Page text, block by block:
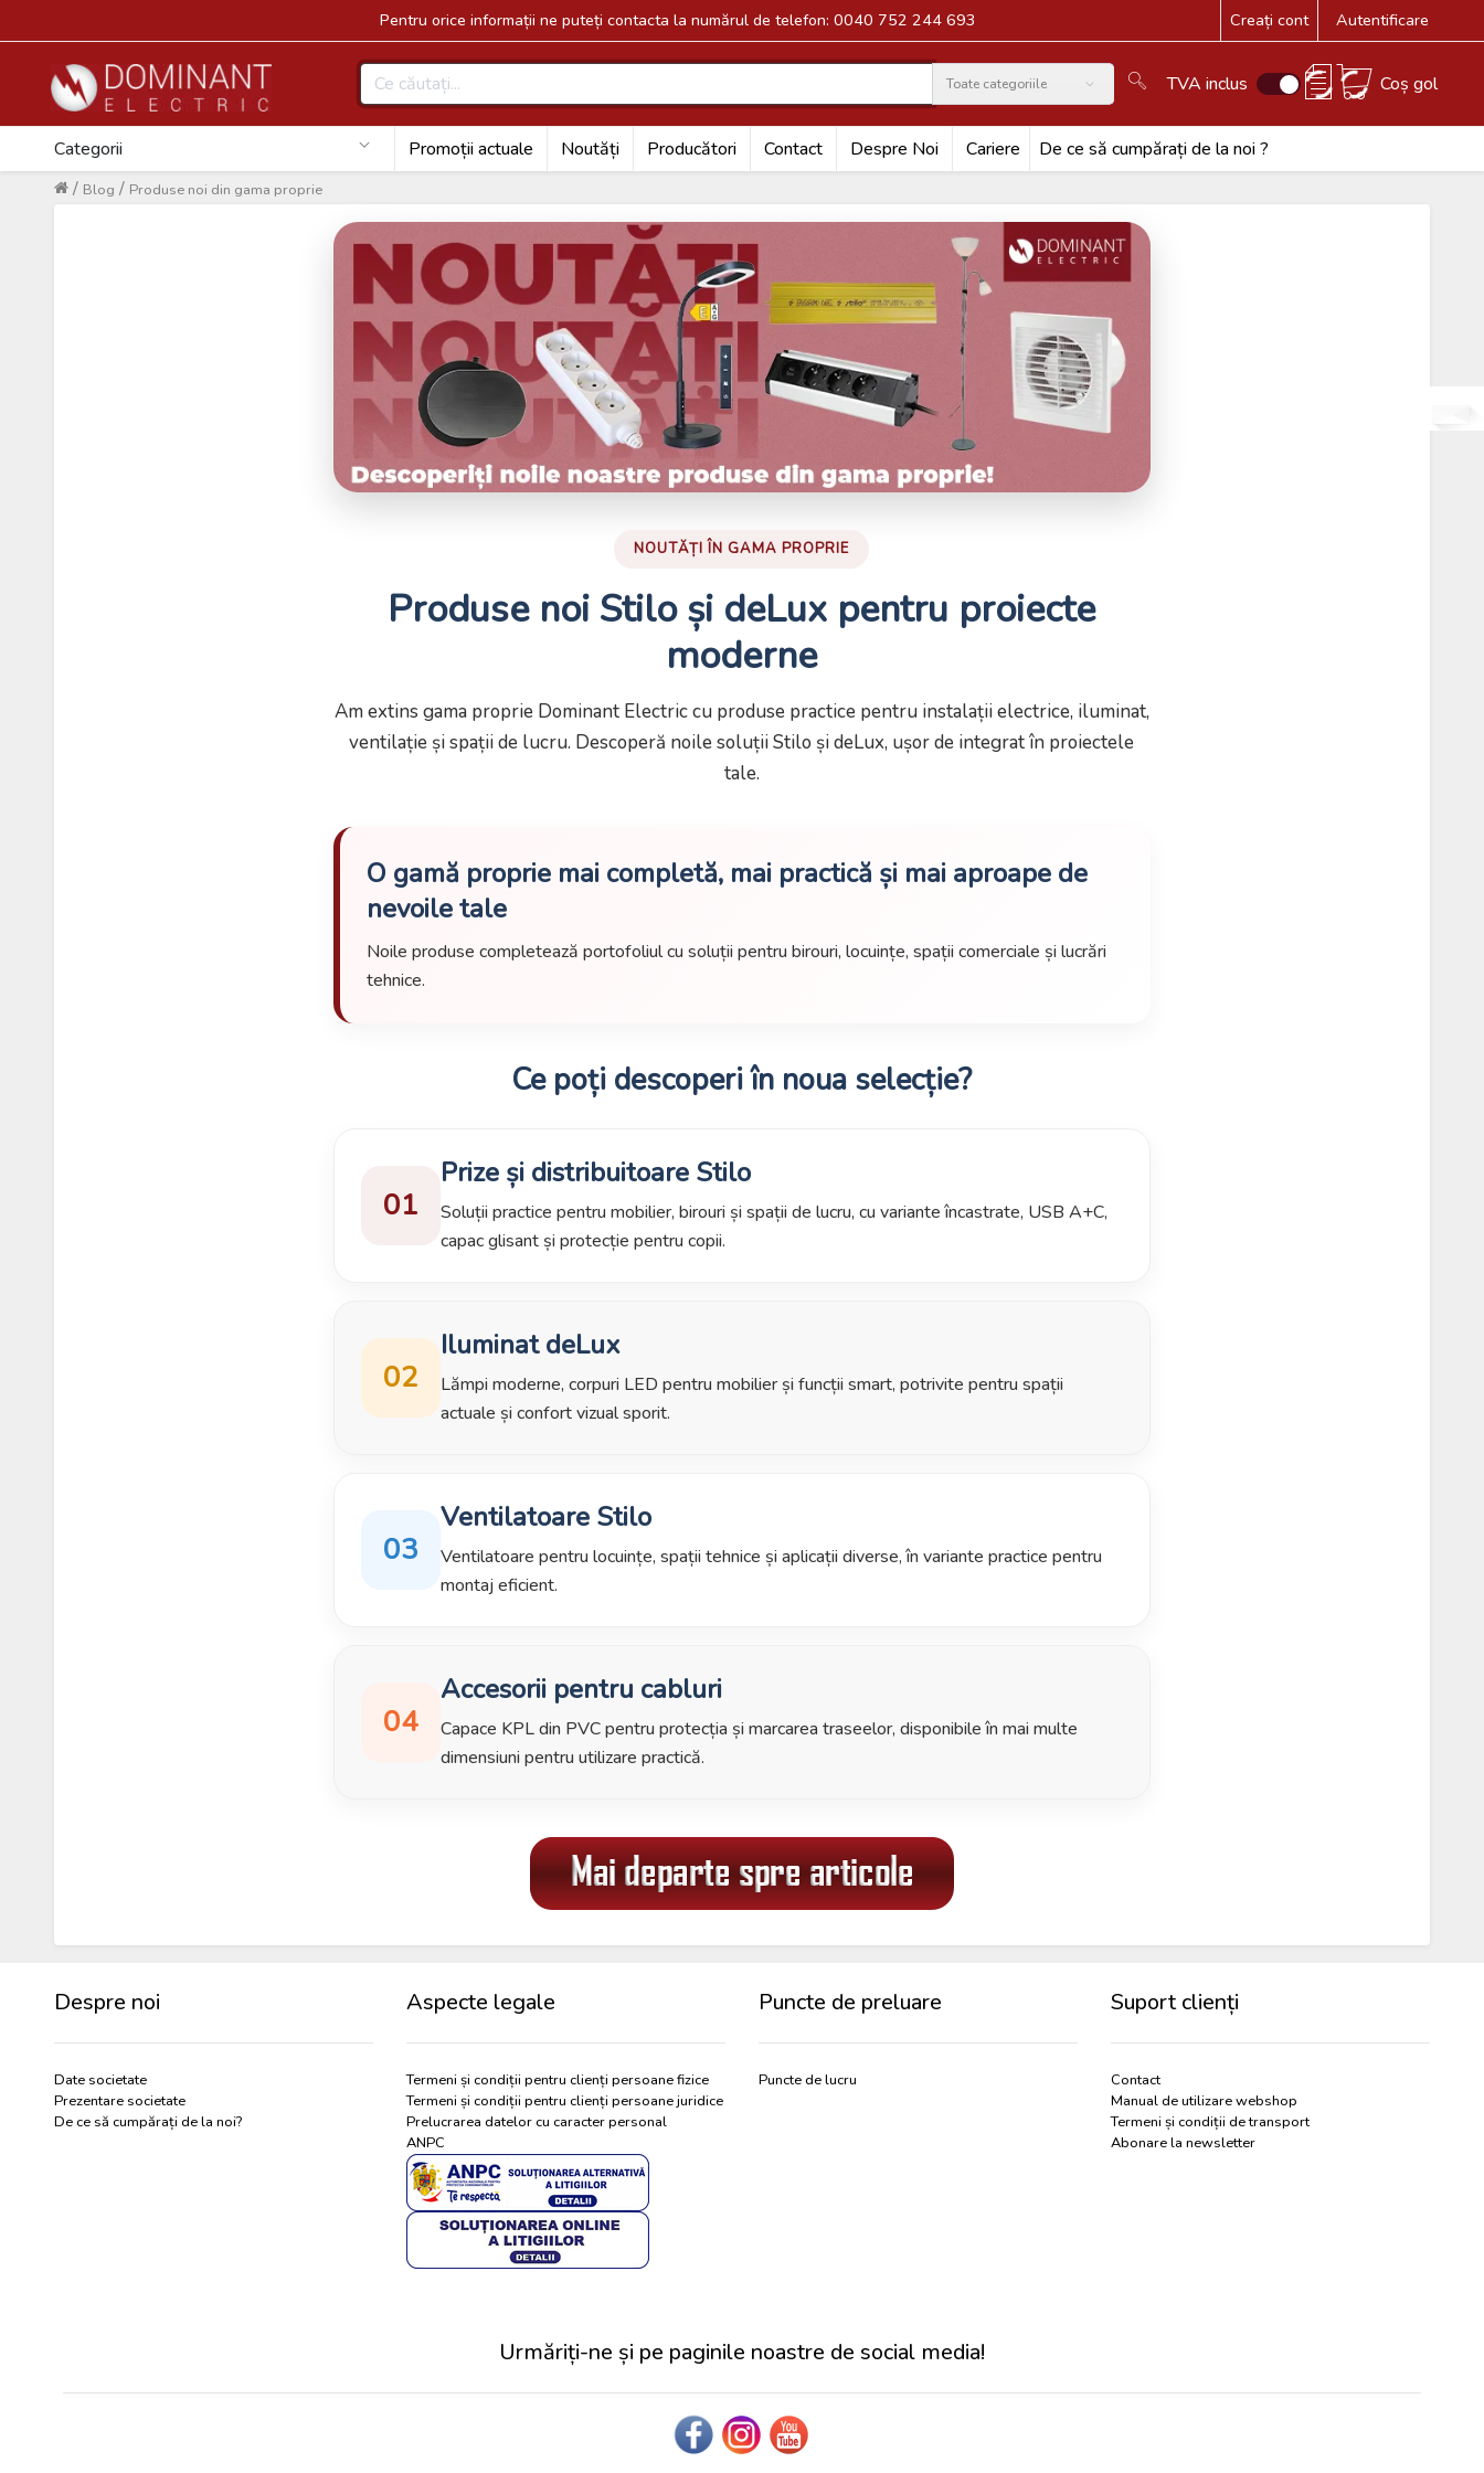
Pentru orice informații ne puteți contacta la numărul de telefon: 0040 752 244 693 Creați cont Autentificare
Toate categoriile
Search TVA inclus Coș gol
Categorii Promoții actuale Noutăți Producători Contact Despre Noi Cariere De ce să cumpărați de la noi ?
Produse noi din gama proprie
/
Blog
/
NOUTĂȚI ÎN GAMA PROPRIE
Produse noi Stilo și deLux pentru proiecte
moderne
Am extins gama proprie Dominant Electric cu produse practice pentru instalații electrice, iluminat,
ventilație și spații de lucru. Descoperă noile soluții Stilo și deLux, ușor de integrat în proiectele
tale.
O gamă proprie mai completă, mai practică și mai aproape de
nevoile tale
Noile produse completează portofoliul cu soluții pentru birouri, locuințe, spații comerciale și lucrări
tehnice.
Ce poți descoperi în noua selecție?
01
Prize și distribuitoare Stilo
Soluții practice pentru mobilier, birouri și spații de lucru, cu variante încastrate, USB A+C,
capac glisant și protecție pentru copii.
02
Iluminat deLux
Lămpi moderne, corpuri LED pentru mobilier și funcții smart, potrivite pentru spații
actuale și confort vizual sporit.
03
Ventilatoare Stilo
Ventilatoare pentru locuințe, spații tehnice și aplicații diverse, în variante practice pentru
montaj eficient.
04
Accesorii pentru cabluri
Capace KPL din PVC pentru protecția și marcarea traseelor, disponibile în mai multe
dimensiuni pentru utilizare practică.
Despre noi
Date societate
Prezentare societate
De ce să cumpărați de la noi?
Aspecte legale
Termeni și condiții pentru clienți persoane fizice
Termeni și condiții pentru clienți persoane juridice
Prelucrarea datelor cu caracter personal
ANPC
Puncte de preluare
Puncte de lucru
Suport clienți
Contact
Manual de utilizare webshop
Termeni și condiții de transport
Abonare la newsletter
Urmăriți-ne și pe paginile noastre de social media!